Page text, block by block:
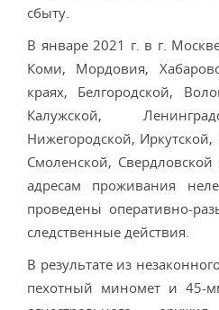
сбыту.
В январе 2021 г. в г.
Коми, Мордовия,
краях, Белгородской,
Калужской,
Нижегородской, Иркутской,
Смоленской,
адресам проживания
проведены оперативно-
следственные действия.
В результате из
пехотный миномет и 45-